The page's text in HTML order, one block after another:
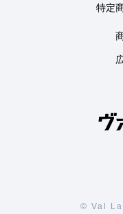
特定
© Val